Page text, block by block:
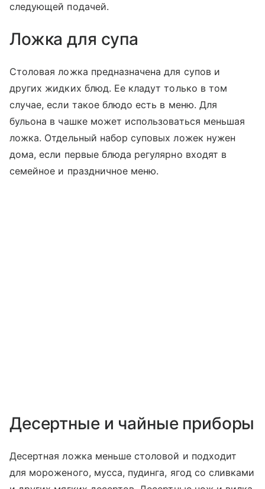
следующей подачей.
Ложка для супа
Столовая ложка предназначена для супов и
других жидких блюд. Ее кладут только в том
случае, если такое блюдо есть в меню. Для
бульона в чашке может использоваться меньшая
ложка. Отдельный набор суповых ложек нужен
дома, если первые блюда регулярно входят в
семейное и праздничное меню.
Десертные и чайные приборы
Десертная ложка меньше столовой и подходит
для мороженого, мусса, пудинга, ягод со сливками